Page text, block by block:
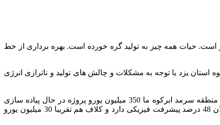
حیات همه چیز به تولید گره خورده است. بهره برداری از خط
استان یزد با توجه به مشکلات و چالش های تولید و ناترازی انرژی
اردشیر سعد محمدی مدیرعامل شرکت سرمایه گذاری توسعه معادن و فلزات نیز در مراسم افتتاح خط کلاف گرم فولاد سرمد گفت: در منطقه سرمد ابرکوه ما 350 میلیون یورو پروژه در حال پیاده سازی
داریم. شامل 170 میلیون یورو ایجاد یک کارخانه ذوب که 67 درصد پیشرفت فیزیکی دارد و حدود 120 میلیون یورو برای آهن اسفنجی که الان 48 درصد پیشرفت فیزیکی دارد و کلاف هم تقریبا 30 میلیون یورو